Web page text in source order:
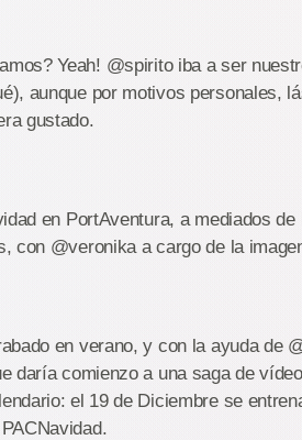
Yeah! @spirito iba a ser
aunque por motivos personales,
gustado.
en PortAventura, a mediados
con @veronika a cargo de la
en verano, y con la ayuda de
daría comienzo a una saga de
el 19 de Diciembre se